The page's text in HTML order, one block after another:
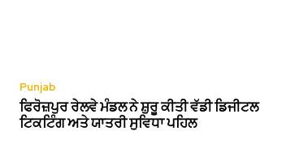
Punjab
ਫਿਰੋਜ਼ਪੁਰ ਰੇਲਵੇ ਮੰਡਲ ਨੇ ਸ਼ੁਰੂ ਕੀਤੀ ਵੱਡੀ ਡਿਜੀਟਲ
ਟਿਕਟਿੰਗ ਅਤੇ ਯਾਤਰੀ ਸੁਵਿਧਾ ਪਹਿਲ